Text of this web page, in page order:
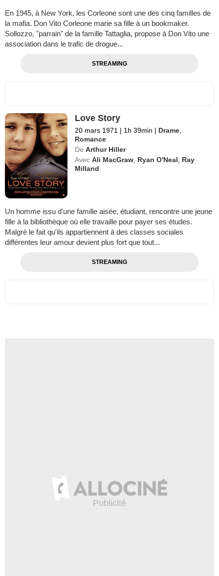
En 1945, à New York, les Corleone sont une des cinq familles de
la mafia. Don Vito Corleone marie sa fille à un bookmaker.
Sollozzo, "parrain" de la famille Tattaglia, propose à Don Vito une
association dans le trafic de drogue...
STREAMING
Love Story
20 mars 1971 | 1h 39min | Drame
Romance
De Arthur Hiller
Avec Ali MacGraw Ryan O'Neal
Ray
Milland
Un homme issu d'une famille aisée, étudiant, rencontre une jeune
fille à la bibliothèque où elle travaille pour payer ses études.
Malgré le fait qu'ils appartiennent à des classes sociales
différentes leur amour devient plus fort que tout...
STREAMING